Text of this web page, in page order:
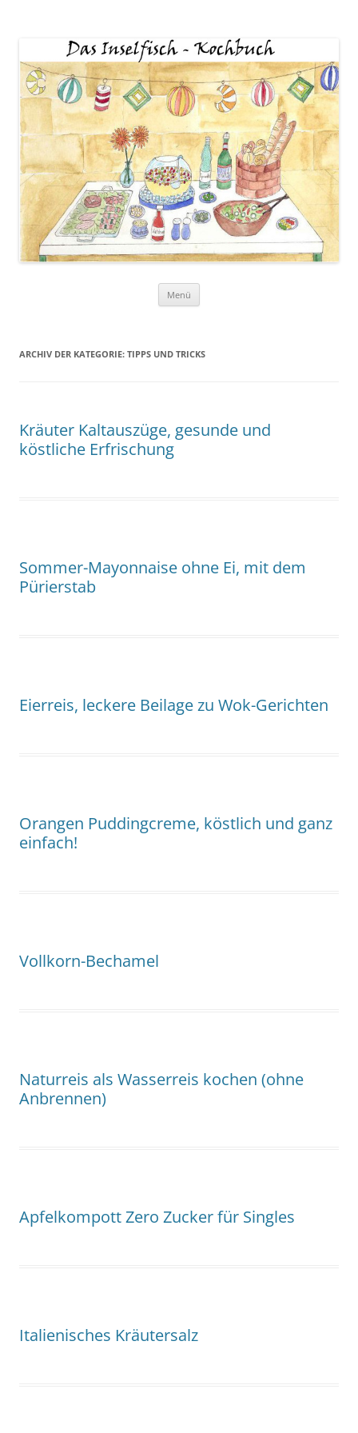
Menü
ARCHIV DER KATEGORIE: TIPPS UND TRICKS
Kräuter Kaltauszüge, gesunde und
köstliche Erfrischung
Sommer-Mayonnaise ohne Ei, mit dem
Pürierstab
Eierreis, leckere Beilage zu Wok-Gerichten
Orangen Puddingcreme, köstlich und ganz
einfach!
Vollkorn-Bechamel
Naturreis als Wasserreis kochen (ohne
Anbrennen)
Apfelkompott Zero Zucker für Singles
Italienisches Kräutersalz